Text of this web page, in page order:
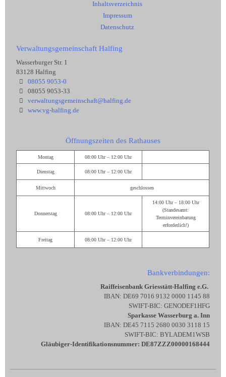
Inhaltsverzeichnis
Impressum
Datenschutz
Verwaltungsgemeinschaft Halfing
Wasserburger Str. 1
83128 Halfing
08055 9053-0
08055 9053-33
verwaltungsgemeinschaft@halfing.de
www.vg-halfing.de
Öffnungszeiten des Rathauses
Montag 08:00 Uhr – 12:00 Uhr
Dienstag 08:00 Uhr – 12:00 Uhr
Mittwoch geschlossen
Donnerstag 08:00 Uhr – 12:00 Uhr
14:00 Uhr – 18:00 Uhr
(Standesamt:
Terminvereinbarung
erforderlich!)
Freitag 08:00 Uhr – 12:00 Uhr
Bankverbindungen:
Raiffeisenbank Griesstätt-Halfing e.G.
IBAN: DE69 7016 9132 0000 1145 88
SWIFT-BIC: GENODEF1HFG
Sparkasse Wasserburg a. Inn
IBAN: DE45 7115 2680 0030 3118 15
SWIFT-BIC: BYLADEM1WSB
Gläubiger-Identifikationsnummer: DE87ZZZ00000168444